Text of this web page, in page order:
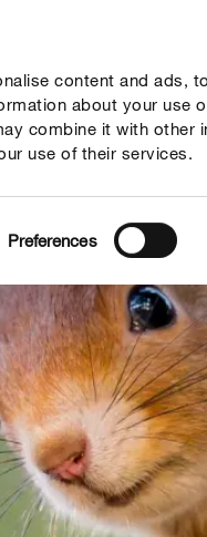
content and ads,
about your use
combine it with other
use of their services.
Preferences
Vodiči